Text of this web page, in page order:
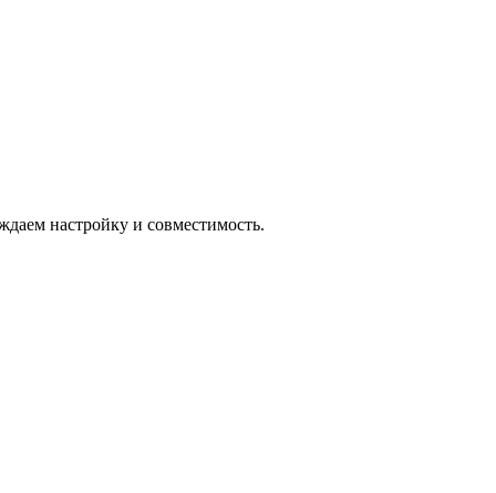
настройку и совместимость.